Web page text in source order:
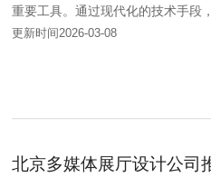
重要工具。通过现代化的技术手段
更新时间2026-03-08